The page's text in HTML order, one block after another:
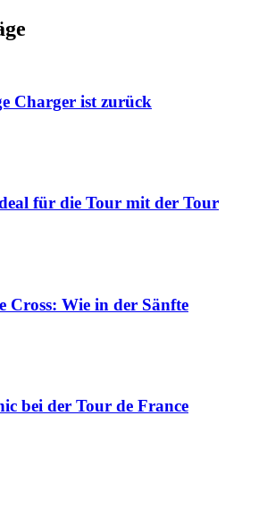
Charger ist zurück
für die Tour mit der Tour
Cross: Wie in der Sänfte
bei der Tour de France